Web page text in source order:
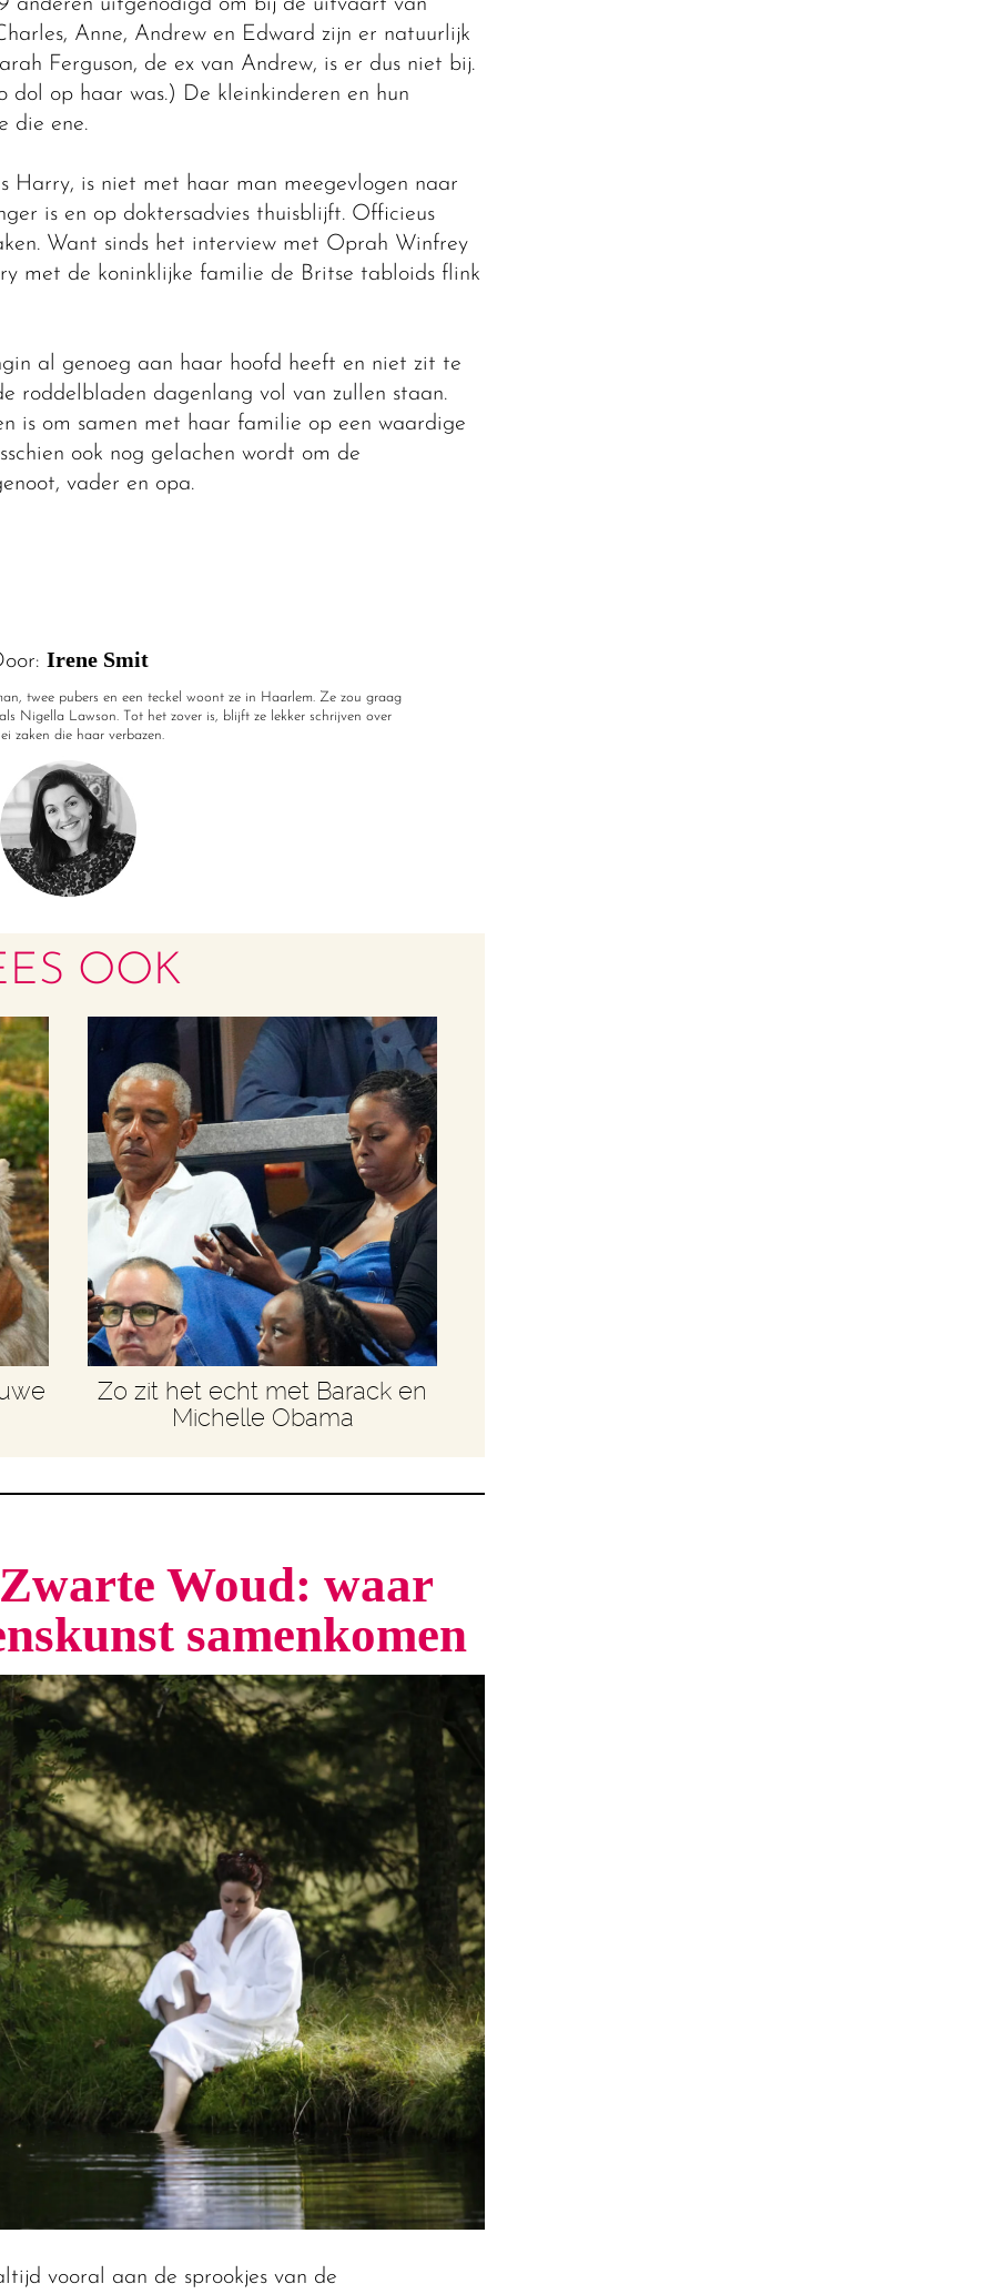
anderen uitgenodigd om bij de uitvaart van
Anne, Andrew en Edward zijn er natuurlijk
Ferguson, de ex van Andrew, is er dus niet bij.
op haar was.) De kleinkinderen en hun
die ene.
Harry, is niet met haar man meegevlogen naar
is en op doktersadvies thuisblijft. Officieus
Want sinds het interview met Oprah Winfrey
met de koninklijke familie de Britse tabloids flink
al genoeg aan haar hoofd heeft en niet zit te
roddelbladen dagenlang vol van zullen staan.
is om samen met haar familie op een waardige
ook nog gelachen wordt om de
vader en opa.
Irene Smit
twee pubers en een teckel woont ze in Haarlem. Ze zou graag
Nigella Lawson. Tot het zover is, blijft ze lekker schrijven over
zaken die haar verbazen.
OOK
Zo zit het echt met Barack en
Michelle Obama
Woud: waar
samenkomen
vooral aan de sprookjes van de